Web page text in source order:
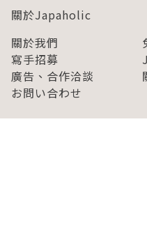
關於Japaholic
關於我們
寫手招募
廣告、合作洽談
お問い合わせ